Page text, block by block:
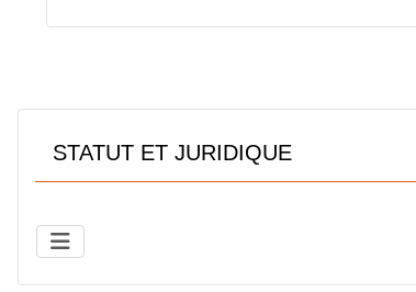
STATUT ET JURIDIQUE